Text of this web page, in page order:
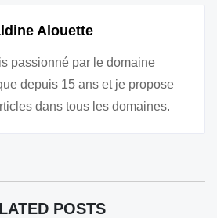
Alouette
passionné par le domaine
depuis 15 ans et je propose
dans tous les domaines.
POSTS